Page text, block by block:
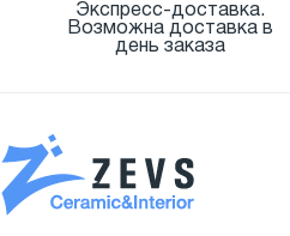
Экспресс-доставка.
Возможна доставка в
день заказа